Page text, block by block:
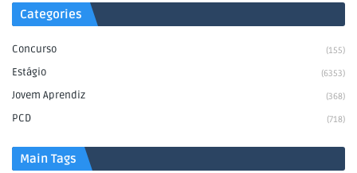
Categories
Concurso (155)
Estágio (6353)
Jovem Aprendiz (368)
PCD (718)
Main Tags